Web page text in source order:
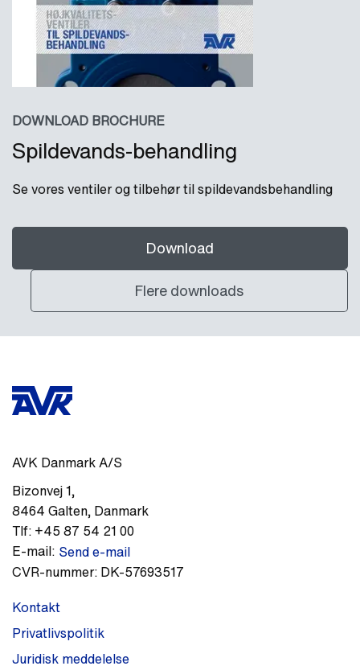
DOWNLOAD BROCHURE
Spildevands-behandling
Se vores ventiler og tilbehør til spildevandsbehandling
Download
Flere downloads
AVK Danmark A/S
Bizonvej 1,
8464 Galten, Danmark
Tlf: +45 87 54 21 00
E-mail: Send e-mail
CVR-nummer: DK-57693517
Kontakt
Privatlivspolitik
Juridisk meddelelse